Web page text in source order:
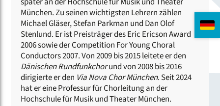
München. Zu seinen wichtigsten Lehrern zählen
Michael Gläser, Stefan Parkman und Dan Olof
Stenlund. Er ist Preisträger des Eric Ericson Award
2006 sowie der Competition For Young Choral
Conductors 2007. Von 2009 bis 2015 leitete er den
Dänischen Rundfunkchorund von 2008 bis 2016
dirigierte er den Via Nova Chor München. Seit 2024
hat er eine Professur für Chorleitung an der
Hochschule für Musik und Theater München.